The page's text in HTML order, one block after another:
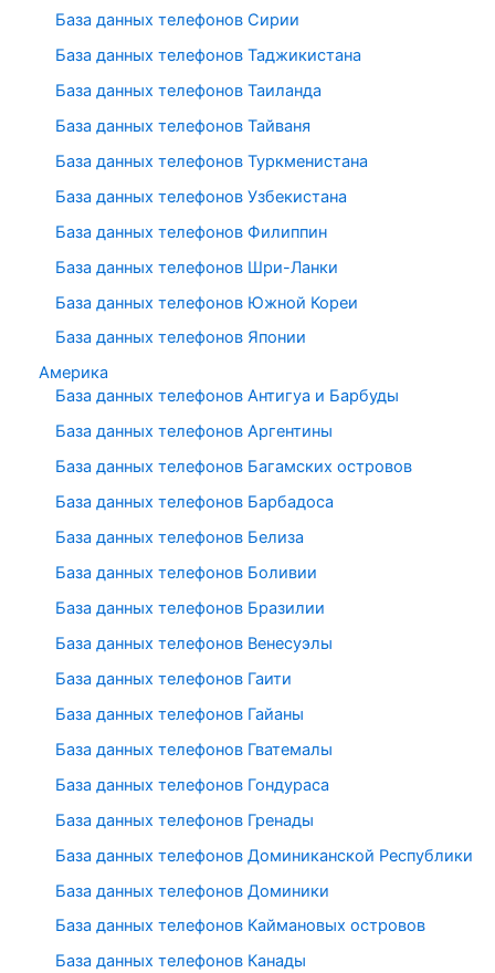
База данных телефонов Сирии
База данных телефонов Таджикистана
База данных телефонов Таиланда
База данных телефонов Тайваня
База данных телефонов Туркменистана
База данных телефонов Узбекистана
База данных телефонов Филиппин
База данных телефонов Шри-Ланки
База данных телефонов Южной Кореи
База данных телефонов Японии
Америка
База данных телефонов Антигуа и Барбуды
База данных телефонов Аргентины
База данных телефонов Багамских островов
База данных телефонов Барбадоса
База данных телефонов Белиза
База данных телефонов Боливии
База данных телефонов Бразилии
База данных телефонов Венесуэлы
База данных телефонов Гаити
База данных телефонов Гайаны
База данных телефонов Гватемалы
База данных телефонов Гондураса
База данных телефонов Гренады
База данных телефонов Доминиканской Республики
База данных телефонов Доминики
База данных телефонов Каймановых островов
База данных телефонов Канады